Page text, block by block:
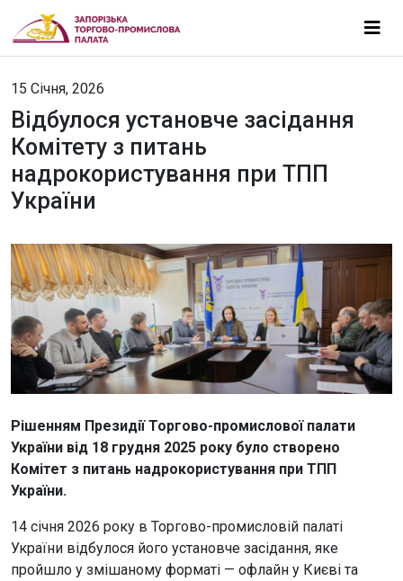
15 Січня, 2026
Відбулося установче засідання
Комітету з питань
надрокористування при ТПП
України
Рішенням Президії Торгово-промислової палати
України від 18 грудня 2025 року було створено
Комітет з питань надрокористування при ТПП
України.
14 січня 2026 року в Торгово-промисловій палаті
України відбулося його установче засідання, яке
пройшло у змішаному форматі — офлайн у Києві та